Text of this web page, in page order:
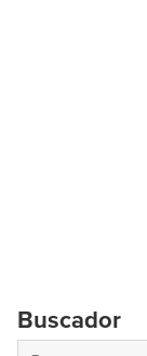
Buscador